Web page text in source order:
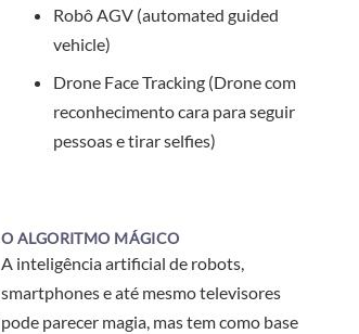
Robô AGV (automated guided
vehicle)
Drone Face Tracking (Drone com
reconhecimento cara para seguir
pessoas e tirar selfies)
O ALGORITMO MÁGICO
A inteligência artificial de robots,
smartphones e até mesmo televisores
pode parecer magia, mas tem como base